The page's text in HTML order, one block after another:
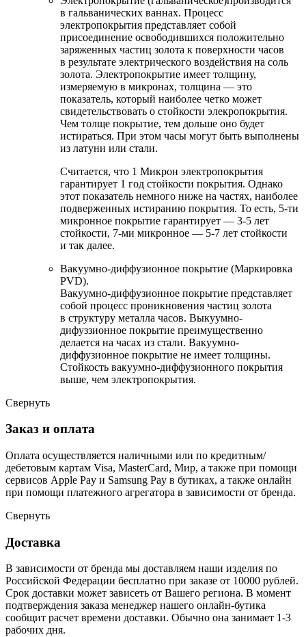
в гальванических ваннах. Процесс
электропокрытия представляет собой
присоединение освободившихся положительно
заряженных частиц золота к поверхности часов
в результате электрического воздействия на соль
золота. Электропокрытие имеет толщину,
измеряемую в микронах, толщина — это
показатель, который наиболее четко может
свидетельствовать о стойкости элекропокрытия.
Чем толще покрытие, тем дольше оно будет
истираться. При этом часы могут быть выполнены
из латуни или стали.
Считается, что 1 Микрон электропокрытия
гарантирует 1 год стойкости покрытия. Однако
этот показатель немного ниже на частях, наиболее
подверженных истиранию покрытия. То есть, 5-ти
микронное покрытие гарантирует — 3-5 лет
стойкости, 7-ми микронное — 5-7 лет стойкости
и так далее.
Вакуумно-диффузионное покрытие (Маркировка
PVD).
Вакуумно-диффузионное покрытие представляет
собой процесс проникновения частиц золота
в структуру металла часов. Выкуумно-
дифуззионное покрытие преимущественно
делается на часах из стали. Вакуумно-
диффузионное покрытие не имеет толщины.
Стойкость вакуумно-диффузионного покрытия
выше, чем электропокрытия.
Свернуть
Заказ и оплата
Оплата осуществляется наличными или по кредитным/
дебетовым картам Visa, MasterCard, Мир, а также при помощи
сервисов Apple Pay и Samsung Pay в бутиках, а также онлайн
при помощи платежного агрегатора в зависимости от бренда.
Свернуть
Доставка
В зависимости от бренда мы доставляем наши изделия по
Российской Федерации бесплатно при заказе от 10000 рублей.
Срок доставки может зависеть от Вашего региона. В момент
подтверждения заказа менеджер нашего онлайн-бутика
сообщит расчет времени доставки. Обычно она занимает 1-3
рабочих дня.